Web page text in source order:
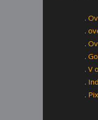
.
.
.
.
. V
.
.